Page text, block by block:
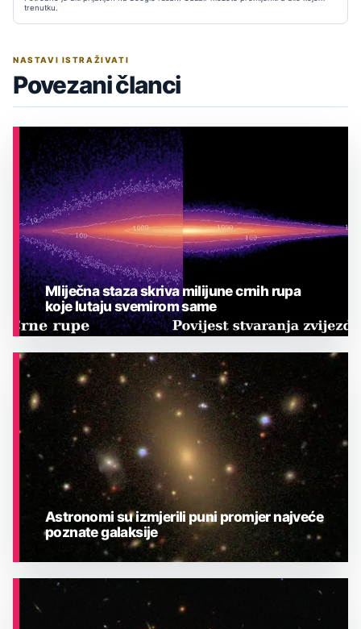
trenutku.
NASTAVI ISTRAŽIVATI
Povezani članci
ASTRONOMIJA
Mliječna staza skriva milijune crnih rupa
koje lutaju svemirom same
ASTRONOMIJA
Astronomi su izmjerili puni promjer najveće
poznate galaksije